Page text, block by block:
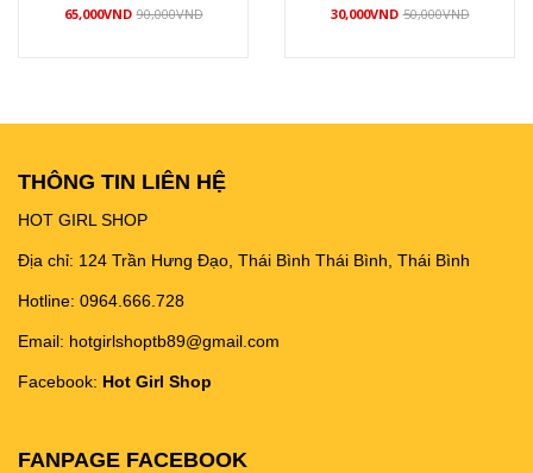
65,000VND 90,000VND 30,000VND 50,000VND
THÔNG TIN LIÊN HỆ
HOT GIRL SHOP
Địa chỉ: 124 Trần Hưng Đạo, Thái Bình Thái Bình, Thái Bình
Hotline: 0964.666.728
Email: hotgirlshoptb89@gmail.com
Facebook: Hot Girl Shop
FANPAGE FACEBOOK